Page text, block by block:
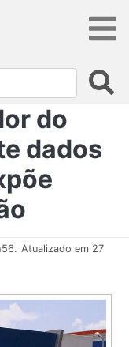
do
dados
Atualizado em 27